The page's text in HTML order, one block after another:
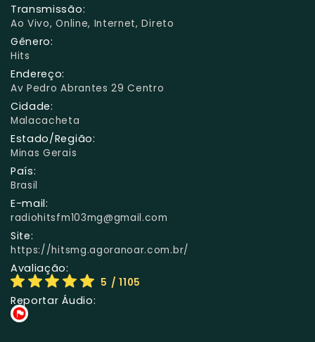
Transmissão:
Ao Vivo, Online, Internet, Direto
Gênero:
Hits
Endereço:
Av Pedro Abrantes 29 Centro
Cidade:
Malacacheta
Estado/Região:
Minas Gerais
País:
Brasil
E-mail:
radiohitsfm103mg@gmail.com
Site:
https://hitsmg.agoranoar.com.br/
Avaliação:
5 / 1105
Reportar Áudio: